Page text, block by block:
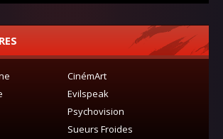
CinémArt
Evilspeak
Psychovision
Sueurs Froides